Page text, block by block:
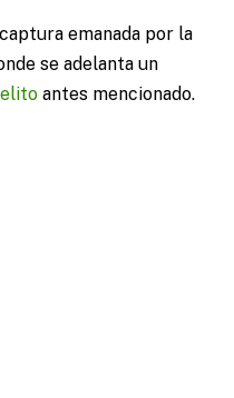
emanada por la
se adelanta un
antes mencionado.